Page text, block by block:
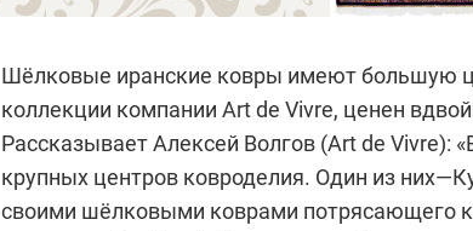
Шёлковые иранские ковры имеют большую
коллекции компании Art de Vivre, ценен
Рассказывает Алексей Волгов (Art de Vivre):
крупных центров ковроделия. Один из
своими шёлковыми коврами потря­сающего